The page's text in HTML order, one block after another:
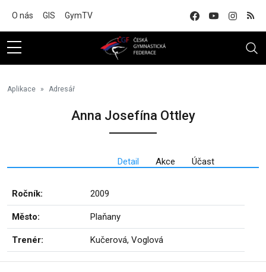
O nás GIS GymTV
Aplikace Adresář
Anna Josefína Ottley
Detail Akce Účast
Ročník: 2009
Město: Plaňany
Trenér: Kučerová, Voglová